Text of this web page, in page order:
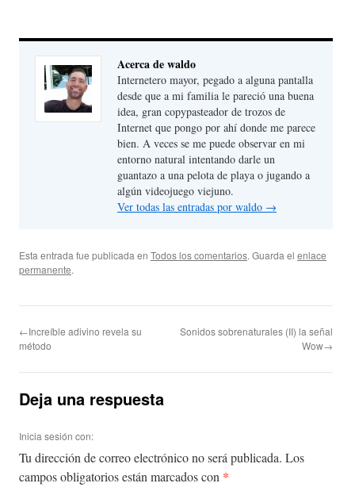
Acerca de waldo
Internetero mayor, pegado a alguna pantalla
desde que a mi familia le pareció una buena
idea, gran copypasteador de trozos de
Internet que pongo por ahí donde me parece
bien. A veces se me puede observar en mi
entorno natural intentando darle un
guantazo a una pelota de playa o jugando a
algún videojuego viejuno.
Ver todas las entradas por waldo →
Esta entrada fue publicada en Todos los comentarios. Guarda el enlace
permanente.
←Increíble adivino revela su
método
Sonidos sobrenaturales (II) la señal
Wow→
Deja una respuesta
Inicia sesión con:
Tu dirección de correo electrónico no será publicada. Los
campos obligatorios están marcados con *